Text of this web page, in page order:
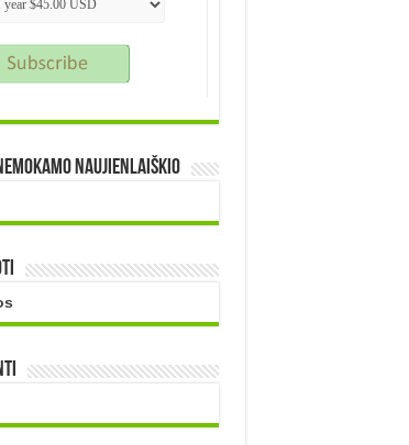
naujienlaiškio